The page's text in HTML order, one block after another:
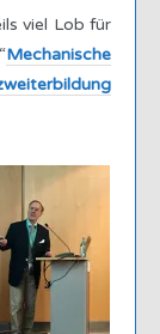
viel Lob für
Mechanische